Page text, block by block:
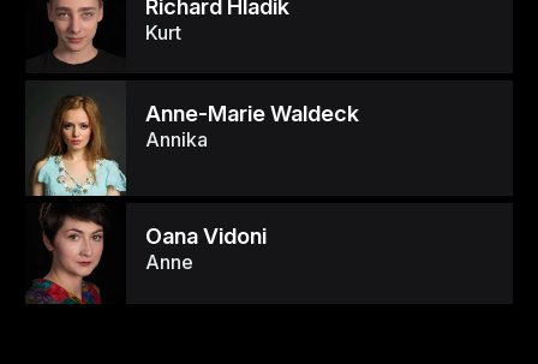
Richard Hladik
Kurt
Anne-Marie Waldeck
Annika
Oana Vidoni
Anne